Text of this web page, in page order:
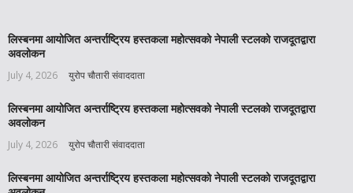
लिस्बनमा आयोजित अन्तर्राष्ट्रिय हस्तकला महोत्सवको नेपाली स्टलको राजदूतद्वारा
अवलोकन
July 4, 2026 युरोप चौतारी संवाददाता
लिस्बनमा आयोजित अन्तर्राष्ट्रिय हस्तकला महोत्सवको नेपाली स्टलको राजदूतद्वारा
अवलोकन
July 4, 2026 युरोप चौतारी संवाददाता
लिस्बनमा आयोजित अन्तर्राष्ट्रिय हस्तकला महोत्सवको नेपाली स्टलको राजदूतद्वारा